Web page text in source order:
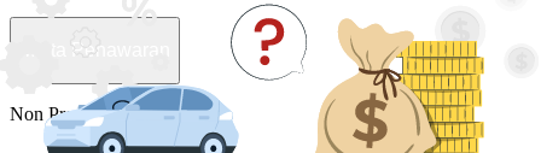
Minta Penawaran
Non Premium Color